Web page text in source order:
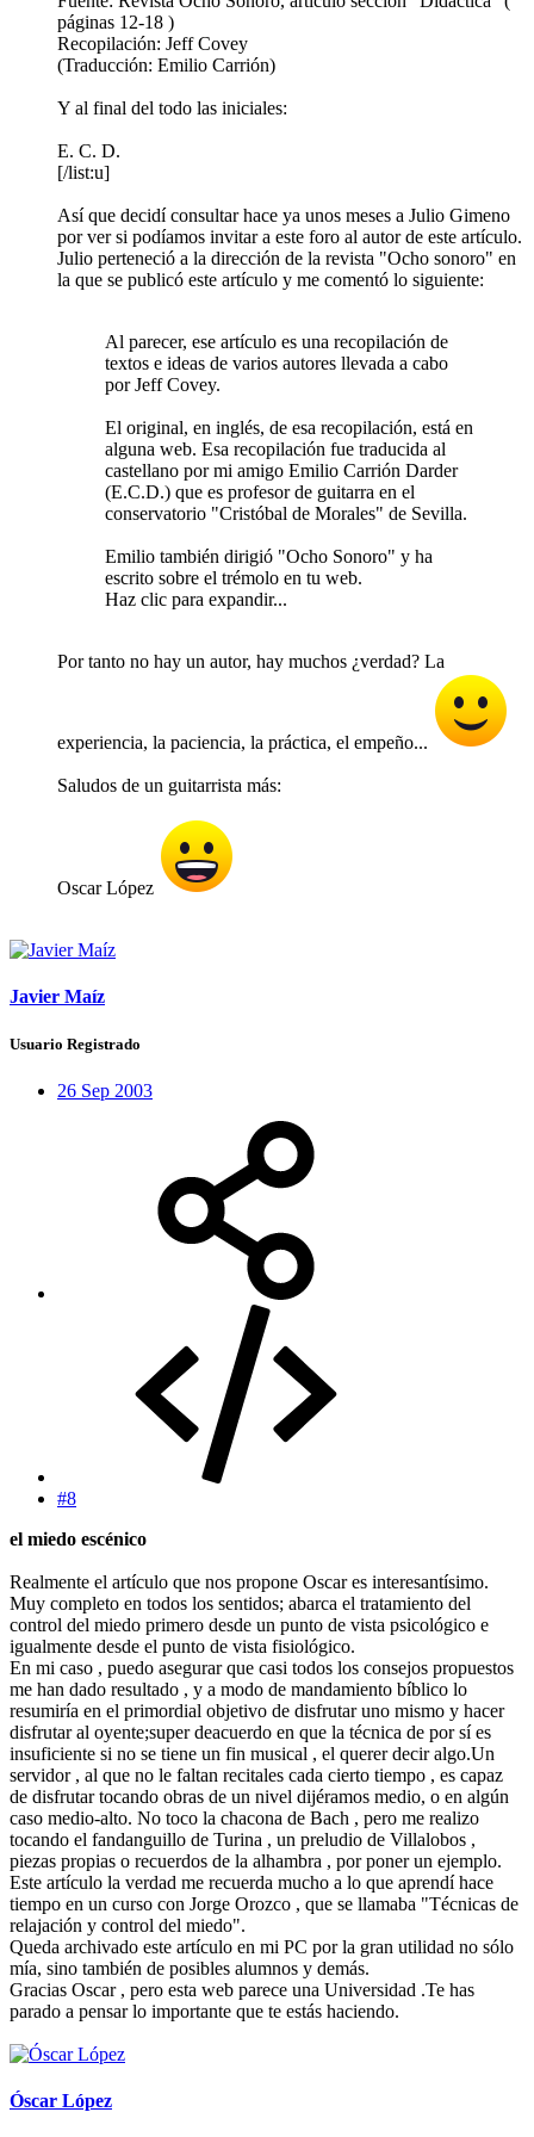
páginas 12-18 )
Recopilación: Jeff Covey
(Traducción: Emilio Carrión)
Y al final del todo las iniciales:
E. C. D.
[/list:u]
Así que decidí consultar hace ya unos meses a Julio Gimeno
por ver si podíamos invitar a este foro al autor de este artículo.
Julio perteneció a la dirección de la revista "Ocho sonoro" en
la que se publicó este artículo y me comentó lo siguiente:
Al parecer, ese artículo es una recopilación de
textos e ideas de varios autores llevada a cabo
por Jeff Covey.
El original, en inglés, de esa recopilación, está en
alguna web. Esa recopilación fue traducida al
castellano por mi amigo Emilio Carrión Darder
(E.C.D.) que es profesor de guitarra en el
conservatorio "Cristóbal de Morales" de Sevilla.
Emilio también dirigió "Ocho Sonoro" y ha
escrito sobre el trémolo en tu web.
Haz clic para expandir...
Por tanto no hay un autor, hay muchos ¿verdad? La
experiencia, la paciencia, la práctica, el empeño...
Saludos de un guitarrista más:
Oscar López
Javier Maíz
Usuario Registrado
26 Sep 2003
#8
el miedo escénico
Realmente el artículo que nos propone Oscar es interesantísimo.
Muy completo en todos los sentidos; abarca el tratamiento del
control del miedo primero desde un punto de vista psicológico e
igualmente desde el punto de vista fisiológico.
En mi caso , puedo asegurar que casi todos los consejos propuestos
me han dado resultado , y a modo de mandamiento bíblico lo
resumiría en el primordial objetivo de disfrutar uno mismo y hacer
disfrutar al oyente;super deacuerdo en que la técnica de por sí es
insuficiente si no se tiene un fin musical , el querer decir algo.Un
servidor , al que no le faltan recitales cada cierto tiempo , es capaz
de disfrutar tocando obras de un nivel dijéramos medio, o en algún
caso medio-alto. No toco la chacona de Bach , pero me realizo
tocando el fandanguillo de Turina , un preludio de Villalobos ,
piezas propias o recuerdos de la alhambra , por poner un ejemplo.
Este artículo la verdad me recuerda mucho a lo que aprendí hace
tiempo en un curso con Jorge Orozco , que se llamaba "Técnicas de
relajación y control del miedo".
Queda archivado este artículo en mi PC por la gran utilidad no sólo
mía, sino también de posibles alumnos y demás.
Gracias Oscar , pero esta web parece una Universidad .Te has
parado a pensar lo importante que te estás haciendo.
Óscar López